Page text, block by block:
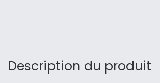
Description du produit